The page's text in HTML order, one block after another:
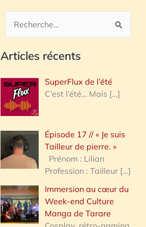
c
h
r
h
e
:
Articles récents
SuperFlux de l’été
C’est l’été… Mais […]
Épisode 17 // « Je suis
Tailleur de pierre. »
Prénom : Lilian
Profession : Tailleur […]
Immersion au cœur du
Week-end Culture
Manga de Tarare